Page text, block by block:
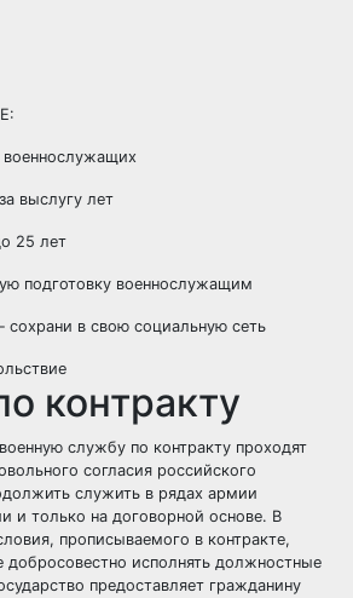
выслугу лет
25 лет
подготовку военнослужащим
сохрани в свою социальную сеть
контракту
службу по контракту проходят
согласия российского
служить в рядах армии
и только на договорной основе. В
прописываемого в контракте,
добросовестно исполнять должностные
предоставляет гражданину